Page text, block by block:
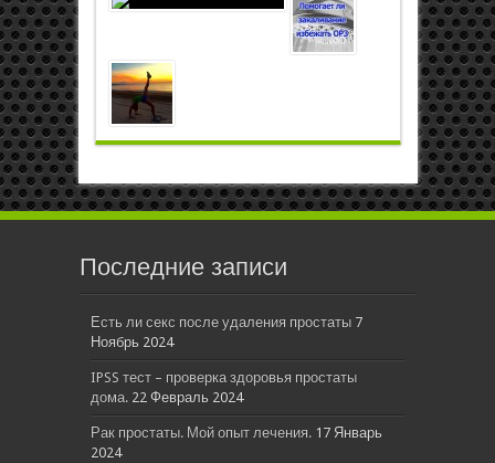
Последние записи
Есть ли секс после удаления простаты 7
Ноябрь 2024
IPSS тест – проверка здоровья простаты
дома. 22 Февраль 2024
Рак простаты. Мой опыт лечения. 17 Январь
2024